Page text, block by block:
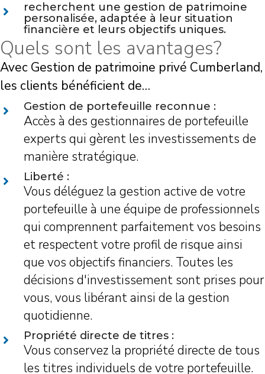
recherchent une gestion de patrimoine
personalisée, adaptée à leur situation
financière et leurs objectifs uniques.
Quels sont les avantages?
Avec Gestion de patrimoine privé Cumberland,
les clients bénéficient de…
Gestion de portefeuille reconnue :
Accès à des gestionnaires de portefeuille
experts qui gèrent les investissements de
manière stratégique.
Liberté :
Vous déléguez la gestion active de votre
portefeuille à une équipe de professionnels
qui comprennent parfaitement vos besoins
et respectent votre profil de risque ainsi
que vos objectifs financiers. Toutes les
décisions d'investissement sont prises pour
vous, vous libérant ainsi de la gestion
quotidienne.
Propriété directe de titres :
Vous conservez la propriété directe de tous
les titres individuels de votre portefeuille.